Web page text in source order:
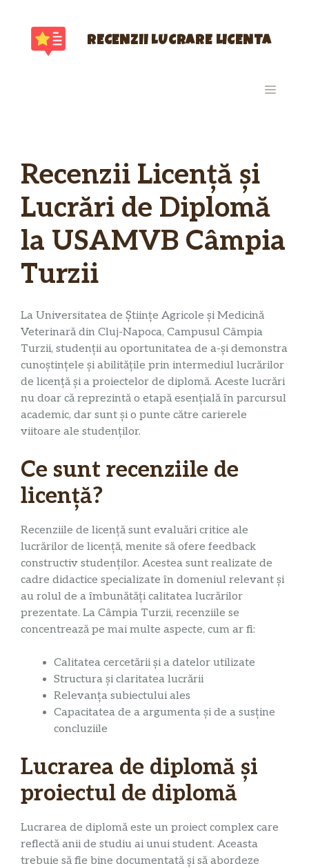
conținut
RECENZII LUCRARE LICENTA
MENIU
Recenzii Licență și
Lucrări de Diplomă
la USAMVB Câmpia
Turzii
La Universitatea de Științe Agricole și Medicină
Veterinară din Cluj-Napoca, Campusul Câmpia
Turzii, studenții au oportunitatea de a-și demonstra
cunoștințele și abilitățile prin intermediul lucrărilor
de licență și a proiectelor de diplomă. Aceste lucrări
nu doar că reprezintă o etapă esențială în parcursul
academic, dar sunt și o punte către carierele
viitoare ale studenților.
Ce sunt recenziile de
licență?
Recenziile de licență sunt evaluări critice ale
lucrărilor de licență, menite să ofere feedback
constructiv studenților. Acestea sunt realizate de
cadre didactice specializate în domeniul relevant și
au rolul de a îmbunătăți calitatea lucrărilor
prezentate. La Câmpia Turzii, recenziile se
concentrează pe mai multe aspecte, cum ar fi:
Calitatea cercetării și a datelor utilizate
Structura și claritatea lucrării
Relevanța subiectului ales
Capacitatea de a argumenta și de a susține
concluziile
Lucrarea de diplomă și
proiectul de diplomă
Lucrarea de diplomă este un proiect complex care
reflectă anii de studiu ai unui student. Aceasta
trebuie să fie bine documentată și să abordeze